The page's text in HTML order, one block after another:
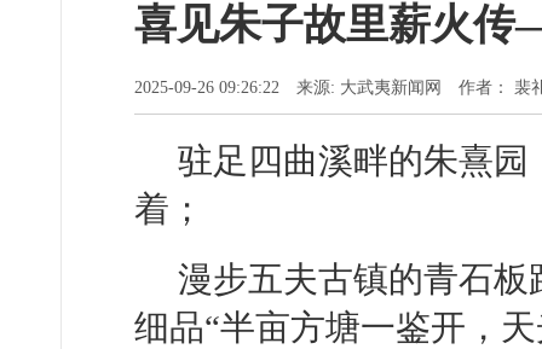
喜见朱子故里薪火
2025-09-26 09:26:22 来源: 大武夷新闻网 作者： 裴
驻足四曲溪畔的朱熹
着；
漫步五夫古镇的青石
细品“半亩方塘一鉴开，